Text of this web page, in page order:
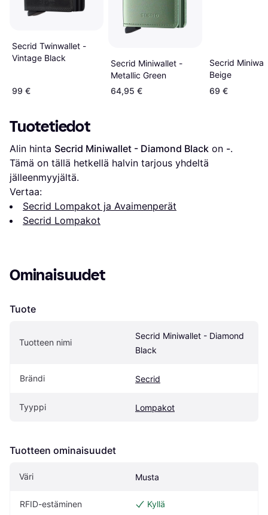
Secrid Twinwallet -
Vintage Black
99 €
Secrid Miniwallet -
Metallic Green
64,95 €
Secrid
Beige
69 €
Tuotetiedot
Alin hinta Secrid Miniwallet - Diamond Black on -.
Tämä on tällä hetkellä halvin tarjous yhdeltä
jälleenmyyjältä.
Vertaa:
Secrid Lompakot ja Avaimenperät
Secrid Lompakot
Ominaisuudet
Tuote
Tuotteen nimi
Secrid Miniwallet - Diamond
Black
Brändi Secrid
Tyyppi Lompakot
Tuotteen ominaisuudet
Väri Musta
RFID-estäminen Kyllä